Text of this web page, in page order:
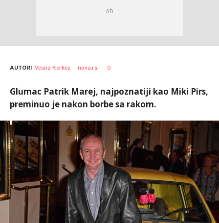
AUTORI Vesna Kerkez nova.rs 0
Glumac Patrik Marej, najpoznatiji kao Miki Pirs,
preminuo je nakon borbe sa rakom.